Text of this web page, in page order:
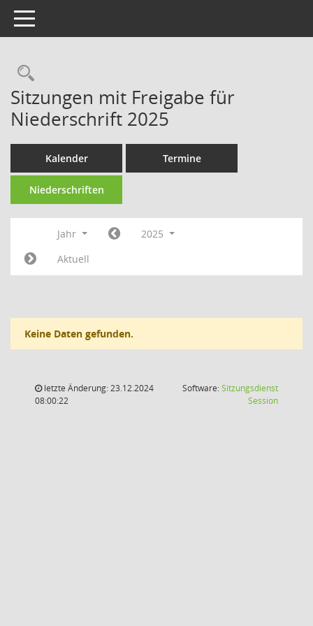
Toggle navigation
Sitzungen mit Freigabe für
Niederschrift 2025
Kalender Termine
Niederschriften
Jahr
2025
Aktuell
Keine Daten gefunden.
letzte Änderung: 23.12.2024
08:00:22
Software:Sitzungsdienst
Session(Wird in